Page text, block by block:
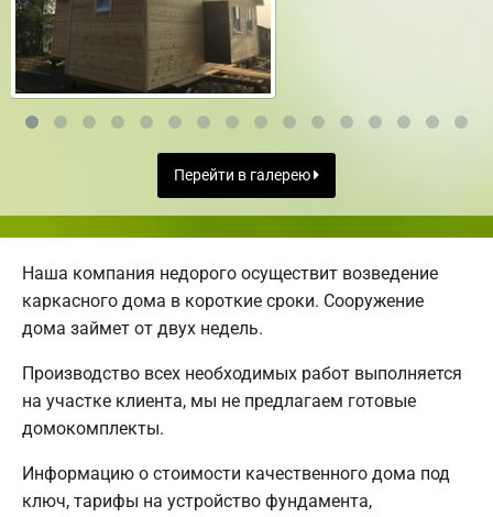
Перейти в галерею
Наша компания недорого осуществит возведение
каркасного дома в короткие сроки. Сооружение
дома займет от двух недель.
Производство всех необходимых работ выполняется
на участке клиента, мы не предлагаем готовые
домокомплекты.
Информацию о стоимости качественного дома под
ключ, тарифы на устройство фундамента,